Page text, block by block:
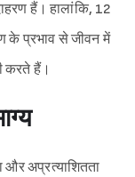
हैं। हालांकि, 12
के प्रभाव से जीवन में
करते हैं।
और अप्रत्याशितता